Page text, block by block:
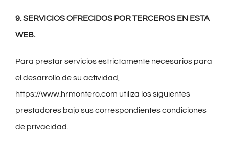
9. SERVICIOS OFRECIDOS POR TERCEROS EN ESTA
WEB.
Para prestar servicios estrictamente necesarios para
el desarrollo de su actividad,
https://www.hrmontero.com utiliza los siguientes
prestadores bajo sus correspondientes condiciones
de privacidad.